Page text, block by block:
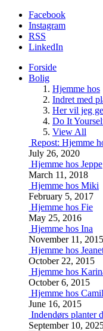
Facebook
Instagram
RSS
LinkedIn
Forside
Bolig
Hjemme hos
Indret med
Her vil jeg
Do It
View All
Repost: Hjemme
July 26, 2020
Hjemme hos Jeppe
March 11, 2018
Hjemme hos Miki
February 5, 2017
Hjemme hos Fie
May 25, 2016
Hjemme hos Ina
November 11, 2015
Hjemme hos
October 22, 2015
Hjemme hos
October 6, 2015
Hjemme hos
June 16, 2015
Indendørs planter
September 10,